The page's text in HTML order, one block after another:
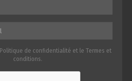
Politique de confidentialité et le Termes et
conditions.